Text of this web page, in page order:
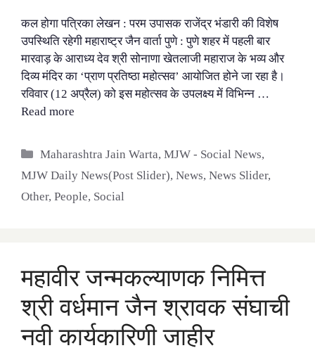
कल होगा पत्रिका लेखन : परम उपासक राजेंद्र भंडारी की विशेष
उपस्थिति रहेगी महाराष्ट्र जैन वार्ता पुणे : पुणे शहर में पहली बार
मारवाड़ के आराध्य देव श्री सोनाणा खेतलाजी महाराज के भव्य और
दिव्य मंदिर का ‘प्राण प्रतिष्ठा महोत्सव’ आयोजित होने जा रहा है।
रविवार (12 अप्रैल) को इस महोत्सव के उपलक्ष्य में विभिन्न …
Read more
Categories
Maharashtra Jain Warta,MJW - Social News,
MJW Daily News(Post Slider), News, News Slider,
Other, People, Social
महावीर जन्मकल्याणक निमित्त
श्री वर्धमान जैन श्रावक संघाची
नवी कार्यकारिणी जाहीर